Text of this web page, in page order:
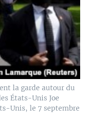
la garde autour du
États-Unis Joe
Unis, le 7 septembre